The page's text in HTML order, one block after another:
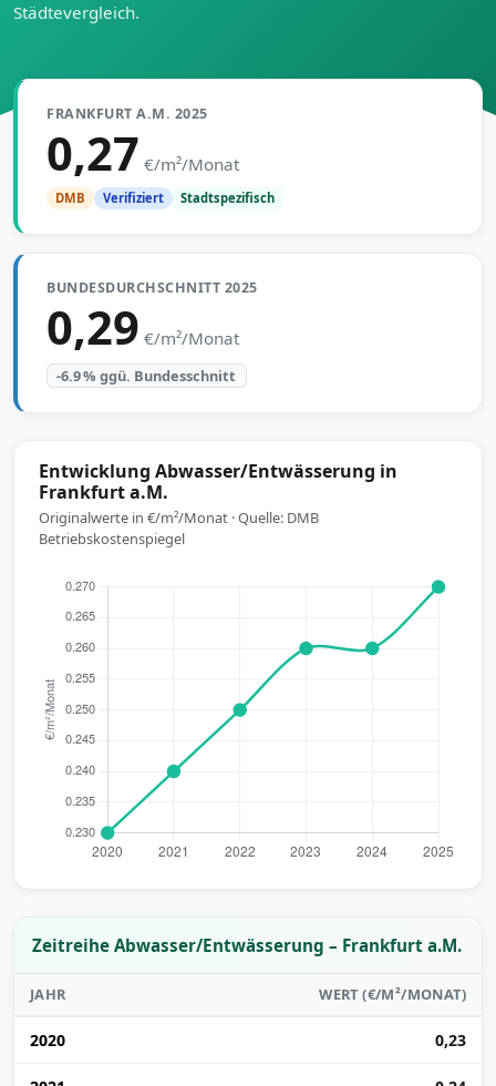
Städtevergleich.
FRANKFURT A.M. 2025
0,27 €/m²/Monat
DMB Verifiziert Stadtspezifisch
BUNDESDURCHSCHNITT 2025
0,29 €/m²/Monat
-6.9 % ggü. Bundesschnitt
Entwicklung Abwasser/Entwässerung in
Frankfurt a.M.
Originalwerte in €/m²/Monat · Quelle: DMB
Betriebskostenspiegel
Zeitreihe Abwasser/Entwässerung – Frankfurt a.M.
JAHR WERT (€/M²/MONAT)
2020 0,23